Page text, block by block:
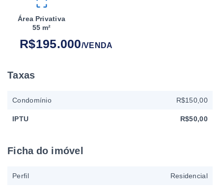
Área Privativa
55 m²
R$195.000/VENDA
Taxas
Condomínio R$150,00
IPTU R$50,00
Ficha do imóvel
Perfil Residencial